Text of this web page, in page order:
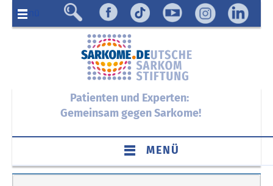
Menü
Patienten und Experten:
Gemeinsam gegen Sarkome!
MENÜ